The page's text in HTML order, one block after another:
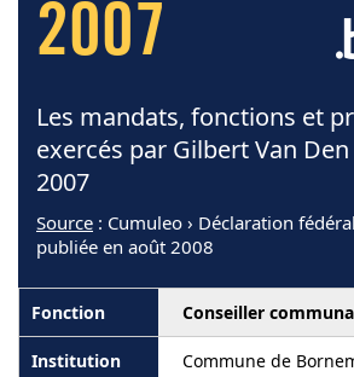
2007
Les mandats, fonctions et
exercés par Gilbert Van
2007
Source : Cumuleo › Déclaration
publiée en août 2008
Conseiller
Commune de